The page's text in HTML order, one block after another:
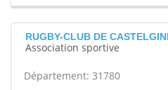
RUGBY-CLUB DE
Association sportive
Département: 31780